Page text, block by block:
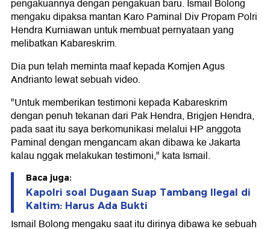
pengakuannya dengan pengakuan baru. Ismail Bolong
mengaku dipaksa mantan Karo Paminal Div Propam Polri
Hendra Kurniawan untuk membuat pernyataan yang
melibatkan Kabareskrim.
Dia pun telah meminta maaf kepada Komjen Agus
Andrianto lewat sebuah video.
"Untuk memberikan testimoni kepada Kabareskrim
dengan penuh tekanan dari Pak Hendra, Brigjen Hendra,
pada saat itu saya berkomunikasi melalui HP anggota
Paminal dengan mengancam akan dibawa ke Jakarta
kalau nggak melakukan testimoni," kata Ismail.
Baca juga:
Kapolri soal Dugaan Suap Tambang Ilegal di
Kaltim: Harus Ada Bukti
Ismail Bolong mengaku saat itu dirinya dibawa ke sebuah